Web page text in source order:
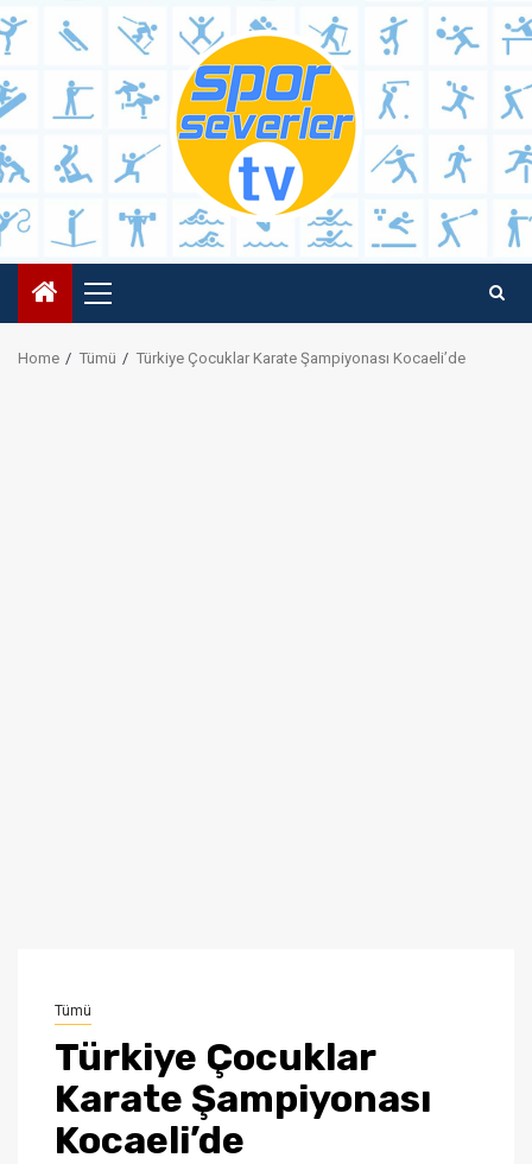
Skip
to
Primary
Menu
Home Tümü Türkiye Çocuklar Karate Şampiyonası Kocaeli’de
Tümü
Türkiye Çocuklar
Karate Şampiyonası
Kocaeli’de